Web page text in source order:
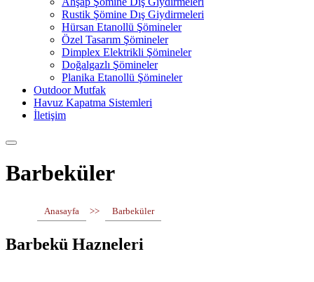
Rustik Şömine Dış Giydirmeleri
Hürsan Etanollü Şömineler
Özel Tasarım Şömineler
Dimplex Elektrikli Şömineler
Doğalgazlı Şömineler
Planika Etanollü Şömineler
Outdoor Mutfak
Havuz Kapatma Sistemleri
İletişim
Barbeküler
Anasayfa >> Barbeküler
Barbekü Hazneleri